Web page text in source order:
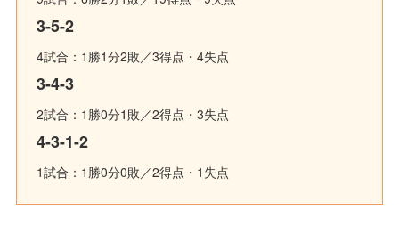
3-5-2
4試合：1勝1分2敗／3得点・4失点
3-4-3
2試合：1勝0分1敗／2得点・3失点
4-3-1-2
1試合：1勝0分0敗／2得点・1失点